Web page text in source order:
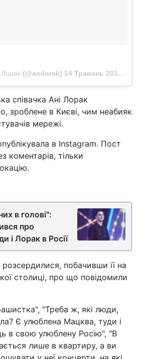
Лорак (@anilorak) 14 Травень 2018 в 2:16 PDT
співачка Ані Лорак
зроблене в Києві, чим неабияк
мережі.
в Instagram. Пост
коментарів, тільки
в голові":
про
і Лорак в Росії
розсердилися, побачивши її на
столиці, про що повідомили
"Треба ж, які люди,
Є улюблена Мацква, туди і
в свою улюблену Росію", "В
лише в квартиру, а ви